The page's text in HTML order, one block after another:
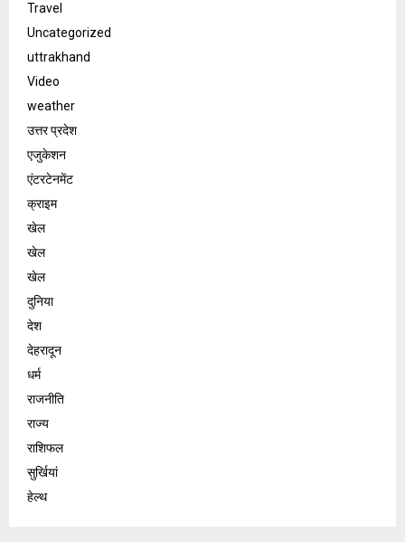
Travel
Uncategorized
uttrakhand
Video
weather
उत्तर प्रदेश
एजुकेशन
एंटरटेनमेंट
क्राइम
खेल
खेल
खेल
दुनिया
देश
देहरादून
धर्म
राजनीति
राज्य
राशिफल
सुर्खियां
हेल्थ